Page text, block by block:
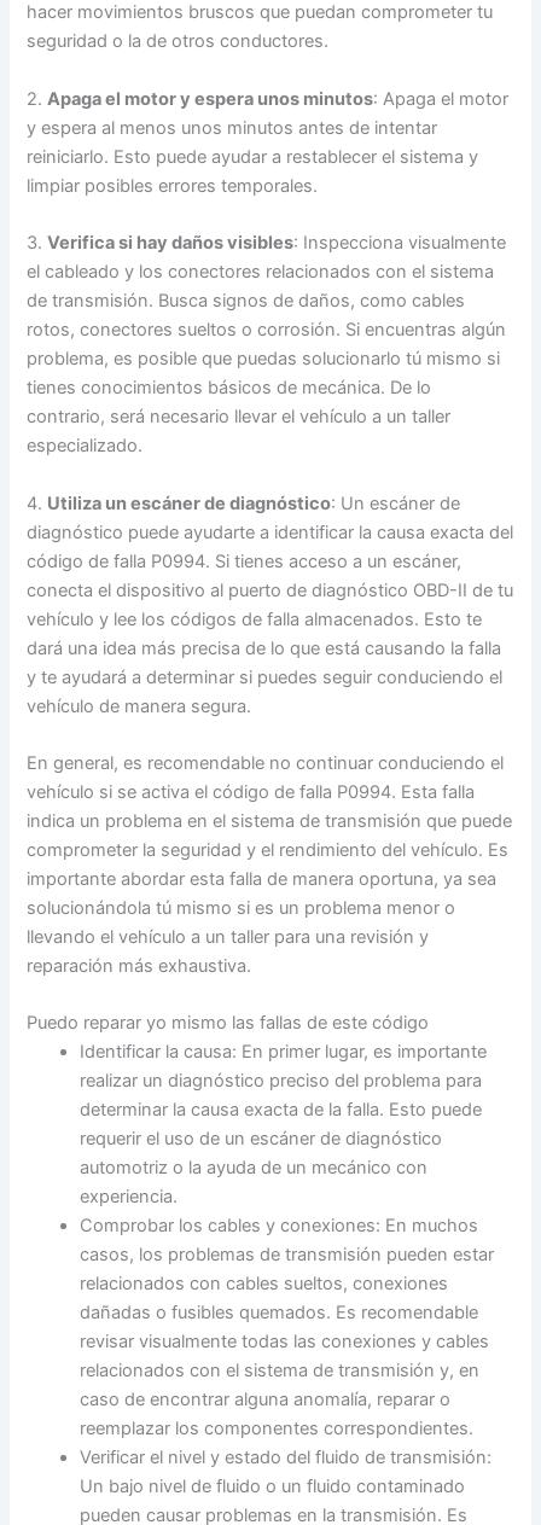
hacer movimientos bruscos que puedan comprometer tu
seguridad o la de otros conductores.
2.Apaga el motor y espera unos minutos: Apaga el motor
y espera al menos unos minutos antes de intentar
reiniciarlo. Esto puede ayudar a restablecer el sistema y
limpiar posibles errores temporales.
3.Verifica si hay daños visibles: Inspecciona visualmente
el cableado y los conectores relacionados con el sistema
de transmisión. Busca signos de daños, como cables
rotos, conectores sueltos o corrosión. Si encuentras algún
problema, es posible que puedas solucionarlo tú mismo si
tienes conocimientos básicos de mecánica. De lo
contrario, será necesario llevar el vehículo a un taller
especializado.
4. Utiliza un escáner de diagnóstico: Un escáner de
diagnóstico puede ayudarte a identificar la causa exacta del
código de falla P0994. Si tienes acceso a un escáner,
conecta el dispositivo al puerto de diagnóstico OBD-II de tu
vehículo y lee los códigos de falla almacenados. Esto te
dará una idea más precisa de lo que está causando la falla
y te ayudará a determinar si puedes seguir conduciendo el
vehículo de manera segura.
En general, es recomendable no continuar conduciendo el
vehículo si se activa el código de falla P0994. Esta falla
indica un problema en el sistema de transmisión que puede
comprometer la seguridad y el rendimiento del vehículo. Es
importante abordar esta falla de manera oportuna, ya sea
solucionándola tú mismo si es un problema menor o
llevando el vehículo a un taller para una revisión y
reparación más exhaustiva.
Puedo reparar yo mismo las fallas de este código
Identificar la causa: En primer lugar, es importante
realizar un diagnóstico preciso del problema para
determinar la causa exacta de la falla. Esto puede
requerir el uso de un escáner de diagnóstico
automotriz o la ayuda de un mecánico con
experiencia.
Comprobar los cables y conexiones: En muchos
casos, los problemas de transmisión pueden estar
relacionados con cables sueltos, conexiones
dañadas o fusibles quemados. Es recomendable
revisar visualmente todas las conexiones y cables
relacionados con el sistema de transmisión y, en
caso de encontrar alguna anomalía, reparar o
reemplazar los componentes correspondientes.
Verificar el nivel y estado del fluido de transmisión:
Un bajo nivel de fluido o un fluido contaminado
pueden causar problemas en la transmisión. Es